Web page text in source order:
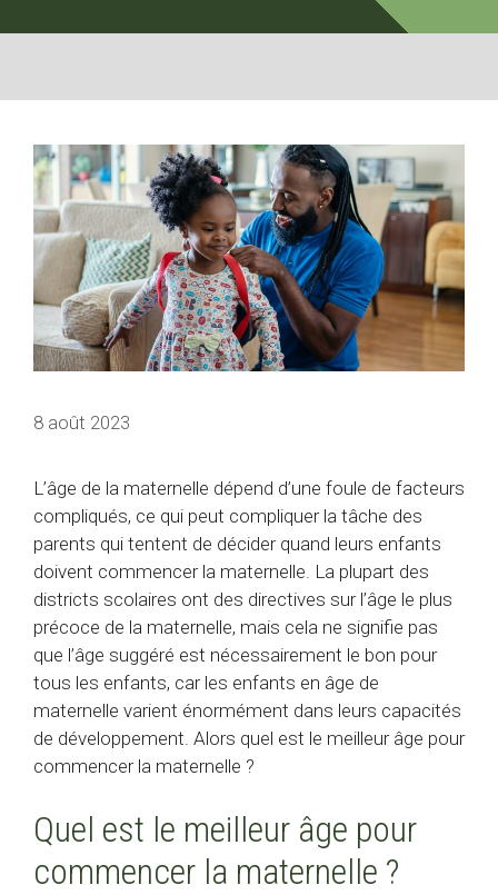
8 août 2023
L’âge de la maternelle dépend d’une foule de facteurs
compliqués, ce qui peut compliquer la tâche des
parents qui tentent de décider quand leurs enfants
doivent commencer la maternelle. La plupart des
districts scolaires ont des directives sur l’âge le plus
précoce de la maternelle, mais cela ne signifie pas
que l’âge suggéré est nécessairement le bon pour
tous les enfants, car les enfants en âge de
maternelle varient énormément dans leurs capacités
de développement. Alors quel est le meilleur âge pour
commencer la maternelle ?
Quel est le meilleur âge pour
commencer la maternelle ?